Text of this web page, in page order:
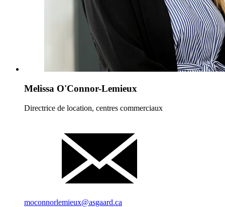
Melissa O'Connor-Lemieux
Directrice de location, centres commerciaux
moconnorlemieux@asgaard.ca